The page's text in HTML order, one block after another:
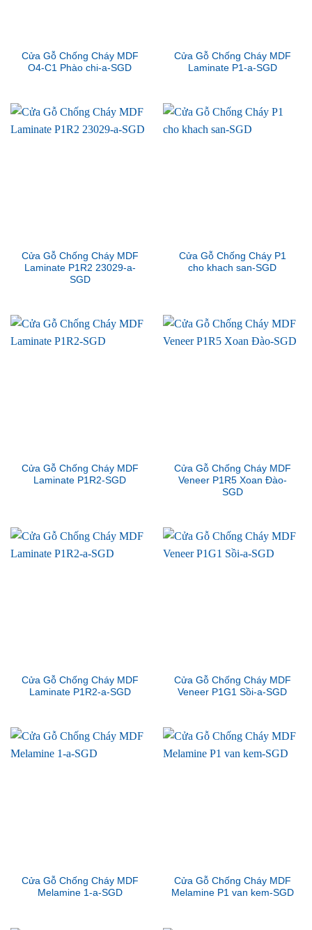
Cửa Gỗ Chống Cháy MDF
O4-C1 Phào chi-a-SGD
Cửa Gỗ Chống Cháy MDF
Laminate P1-a-SGD
Cửa Gỗ Chống Cháy MDF
Laminate P1R2 23029-a-
SGD
Cửa Gỗ Chống Cháy P1
cho khach san-SGD
Cửa Gỗ Chống Cháy MDF
Laminate P1R2-SGD
Cửa Gỗ Chống Cháy MDF
Veneer P1R5 Xoan Đào-
SGD
Cửa Gỗ Chống Cháy MDF
Laminate P1R2-a-SGD
Cửa Gỗ Chống Cháy MDF
Veneer P1G1 Sồi-a-SGD
Cửa Gỗ Chống Cháy MDF
Melamine 1-a-SGD
Cửa Gỗ Chống Cháy MDF
Melamine P1 van kem-SGD